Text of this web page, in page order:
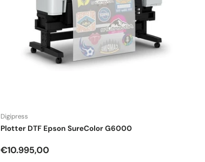
Digipress
Plotter DTF Epson SureColor G6000
Precio normal
€10.995,00